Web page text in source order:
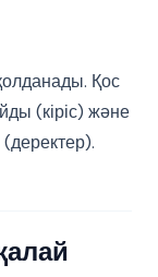
Қос
(кіріс) және
(деректер).